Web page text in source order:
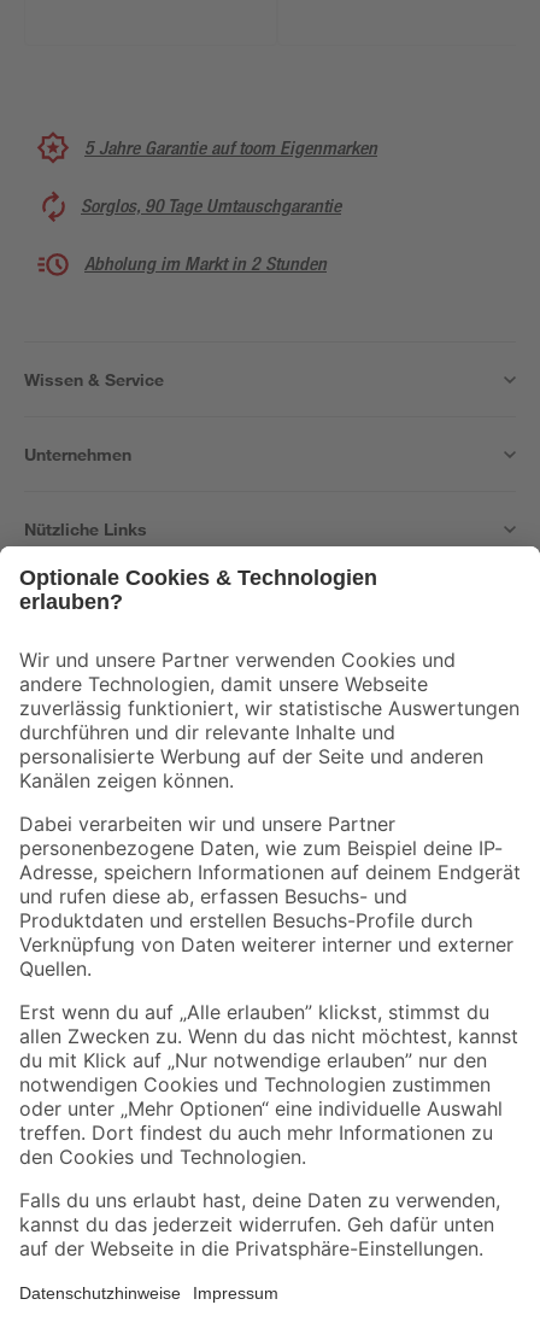
5 Jahre Garantie auf toom Eigenmarken
Sorglos, 90 Tage Umtauschgarantie
Abholung im Markt in 2 Stunden
Wissen & Service
Unternehmen
Nützliche Links
Der toom Newsletter: Keine Angebote und Aktionen mehr verpassen!
Zur Newsletter Anmeldung
Folge uns
Zahlungsarten Versandarten
Sicher einkaufen
Jetzt die toom-App herunterladen
Alle Preisangaben in EUR inkl. gesetzl. MwSt.. Die dargestellten Angebote sind unter
Umständen nicht in allen Märkten verfügbar. Die angegebenen Verfügbarkeiten beziehen
Produkte nur solange der Vorrat reicht.
*Paketversand ab 59 € versandkostenfrei, gilt nicht für Artikel mit Speditionsversand, hier